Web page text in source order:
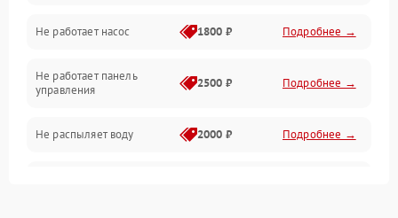
Вода
Гигиена
Программное обеспечение
Не работает насос 1800 ₽ Подробнее →
Не работает панель
управления
2500 ₽ Подробнее →
Не распыляет воду 2000 ₽ Подробнее →